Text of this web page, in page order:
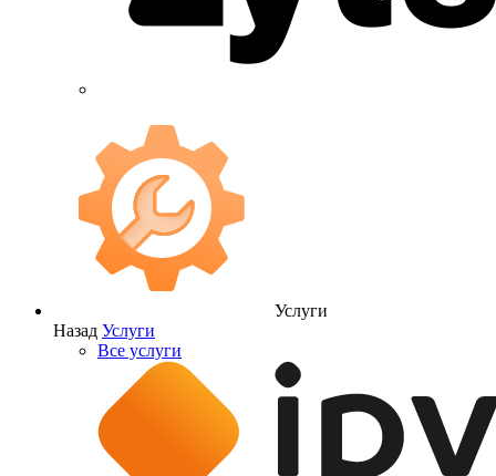
Услуги
Назад Услуги
Все услуги